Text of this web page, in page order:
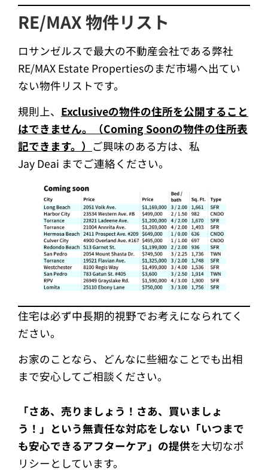
RE/MAX 物件リスト
ロサンゼルスで最大の不動産会社である弊社
RE/MAX Estate Propertiesのまだ市場へ出てい
ない物件リストです。
規則上、 Exclusiveの物件の住所を公開すること
はできません。（Coming Soonの物件の住所表
記できます。） ご興味のある方は、私
Jay Deai までご連絡ください。
住宅は必ず中長期的視野でお考えになられてく
ださい。
お家のことなら、どんなに些細なことでも出相
まで安心してご相談ください。
「さあ、売りましょう！さあ、買いましょ
う！」という無責任な対応をしない 「いつまで
も安心できるアフターケア」の提供を大切なポ
リシーとしています。